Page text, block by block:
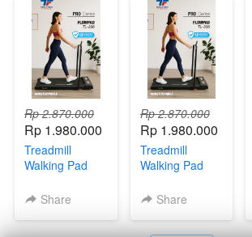
Rp 2.870.000
Rp 1.980.000
Treadmill
Walking Pad
Fitness Pro
Share
Rp 2.870.000
Rp 1.980.000
Treadmill
Walking Pad
Fitness Pro
Share